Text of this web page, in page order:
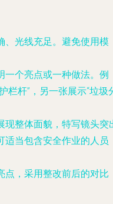
、光线充足。避免使用模
一个亮点或一种做法。例
栏杆”，另一张展示“垃圾
现整体面貌，特写镜头突
适当包含安全作业的人员
点，采用整改前后的对比